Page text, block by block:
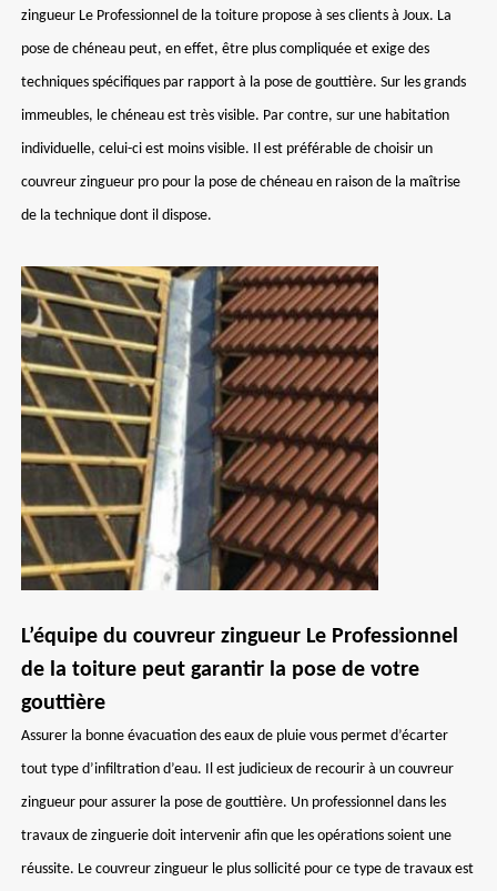
zingueur Le Professionnel de la toiture propose à ses clients à Joux. La
pose de chéneau peut, en effet, être plus compliquée et exige des
techniques spécifiques par rapport à la pose de gouttière. Sur les grands
immeubles, le chéneau est très visible. Par contre, sur une habitation
individuelle, celui-ci est moins visible. Il est préférable de choisir un
couvreur zingueur pro pour la pose de chéneau en raison de la maîtrise
de la technique dont il dispose.
L’équipe du couvreur zingueur Le Professionnel
de la toiture peut garantir la pose de votre
gouttière
Assurer la bonne évacuation des eaux de pluie vous permet d’écarter
tout type d’infiltration d’eau. Il est judicieux de recourir à un couvreur
zingueur pour assurer la pose de gouttière. Un professionnel dans les
travaux de zinguerie doit intervenir afin que les opérations soient une
réussite. Le couvreur zingueur le plus sollicité pour ce type de travaux est